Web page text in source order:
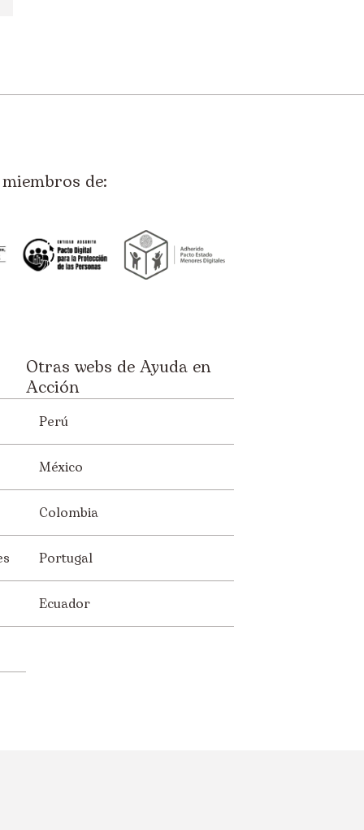
de:
Otras webs de Ayuda en
Acción
Perú
México
Colombia
Portugal
Ecuador